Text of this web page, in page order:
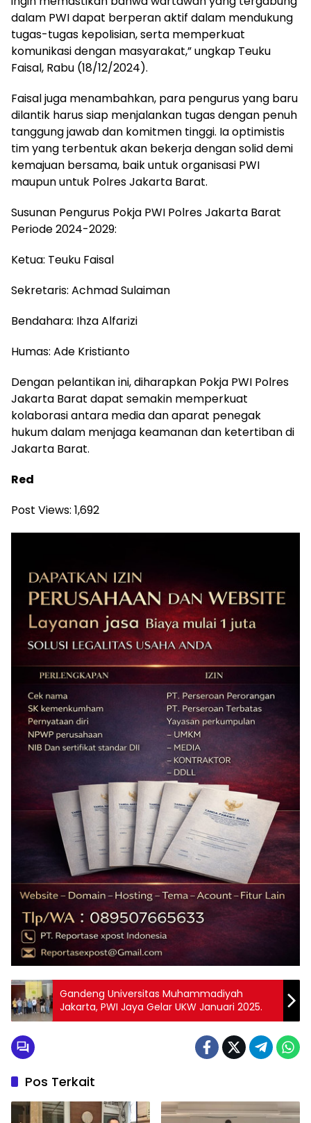
dalam PWI dapat berperan aktif dalam mendukung
tugas-tugas kepolisian, serta memperkuat
komunikasi dengan masyarakat,” ungkap Teuku
Faisal, Rabu (18/12/2024).
Faisal juga menambahkan, para pengurus yang baru
dilantik harus siap menjalankan tugas dengan penuh
tanggung jawab dan komitmen tinggi. Ia optimistis
tim yang terbentuk akan bekerja dengan solid demi
kemajuan bersama, baik untuk organisasi PWI
maupun untuk Polres Jakarta Barat.
Susunan Pengurus Pokja PWI Polres Jakarta Barat
Periode 2024-2029:
Ketua: Teuku Faisal
Sekretaris: Achmad Sulaiman
Bendahara: Ihza Alfarizi
Humas: Ade Kristianto
Dengan pelantikan ini, diharapkan Pokja PWI Polres
Jakarta Barat dapat semakin memperkuat
kolaborasi antara media dan aparat penegak
hukum dalam menjaga keamanan dan ketertiban di
Jakarta Barat.
Red
Post Views: 1,692
Gandeng Universitas Muhammadiyah
Jakarta, PWI Jaya Gelar UKW Januari 2025.
Pos Terkait